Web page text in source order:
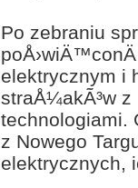
Po zebraniu
elektrycznym i
straÅ¼akÃ³w
technologiami.
z Nowego
elektrycznych,